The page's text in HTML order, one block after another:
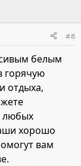
#8
белым
горячую
отдыха,
любых
хорошо
вам